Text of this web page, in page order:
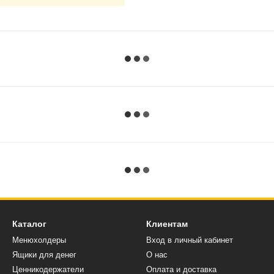
Каталог
Менюхолдеры
Ящики для денег
Ценникодержатели
Клиентам
Вход в личный кабинет
О нас
Оплата и доставка